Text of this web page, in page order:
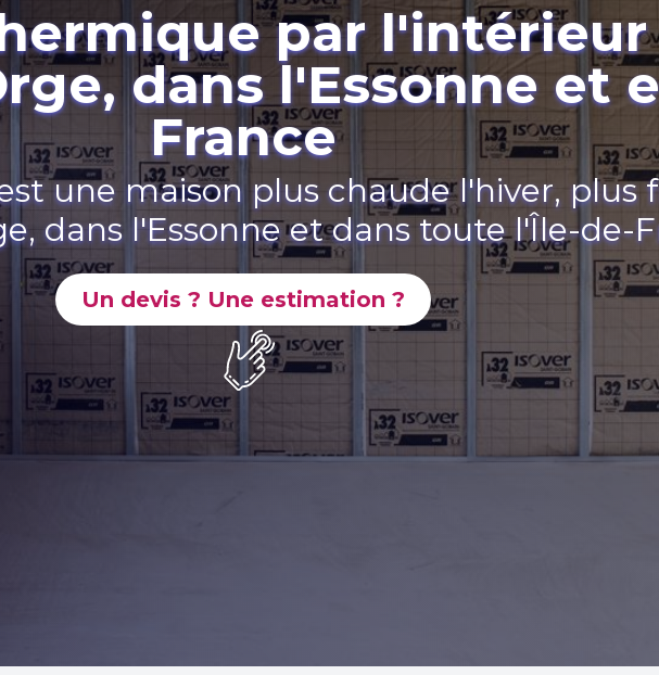
des combles Rénovation d'intérieur
Extension /
Surélévation
Pack architecte /
Rénovation globale
Les passoires thermiques
pour batîment
Prime CEE
Prime rénov
par l'intérieur
dans l'Essonne et
France
une maison plus chaude l'hiver, plus
dans l'Essonne et dans toute l'Île-de-
Un devis ? Une estimation ?